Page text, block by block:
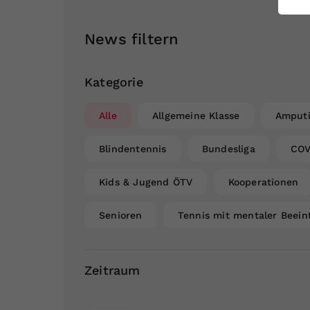
News filtern
Kategorie
Alle Allgemeine Klasse
Blindentennis Bundesliga
Kids & Jugend ÖTV Kooperationen
Senioren Tennis mit mentaler
Zeitraum